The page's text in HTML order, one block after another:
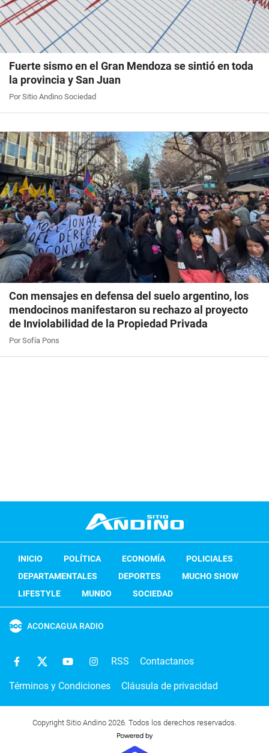
Fuerte sismo en el Gran Mendoza se sintió en toda
la provincia y San Juan
Por Sitio Andino Sociedad
Con mensajes en defensa del suelo argentino, los
mendocinos manifestaron su rechazo al proyecto
de Inviolabilidad de la Propiedad Privada
Por Sofía Pons
INICIO POLÍTICA ECONOMÍA
POLICIALES
DEPARTAMENTALES
DEPORTES
MUCHO SHOW
LIFESTYLE
MUNDO SOCIEDAD
ACONCAGUA RADIO
RSS Contactanos
Términos y Condiciones Cláusula de privacidad
Copyright Sitio Andino 2026. Todos los derechos reservados.